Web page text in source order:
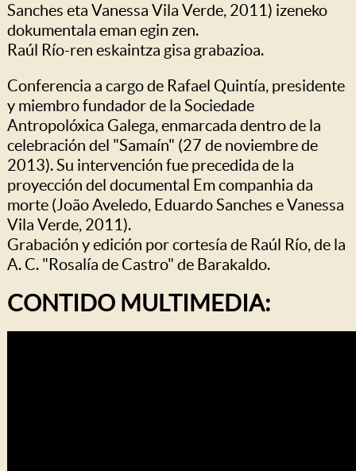
Sanches eta Vanessa Vila Verde, 2011) izeneko
dokumentala eman egin zen.
Raúl Río-ren eskaintza gisa grabazioa.
Conferencia a cargo de Rafael Quintía, presidente
y miembro fundador de la Sociedade
Antropolóxica Galega, enmarcada dentro de la
celebración del "Samaín" (27 de noviembre de
2013). Su intervención fue precedida de la
proyección del documental Em companhia da
morte (João Aveledo, Eduardo Sanches e Vanessa
Vila Verde, 2011).
Grabación y edición por cortesía de Raúl Río, de la
A. C. "Rosalía de Castro" de Barakaldo.
CONTIDO MULTIMEDIA: